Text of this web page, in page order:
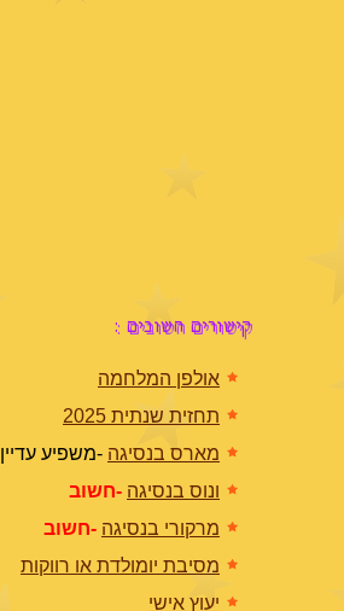
קישורים חשובים :
אולפן המלחמה
תחזית שנתית 2025
מארס בנסיגה -משפיע עדיין
ונוס בנסיגה -חשוב
מרקורי בנסיגה -חשוב
מסיבת יומולדת או רווקות
יעוץ אישי